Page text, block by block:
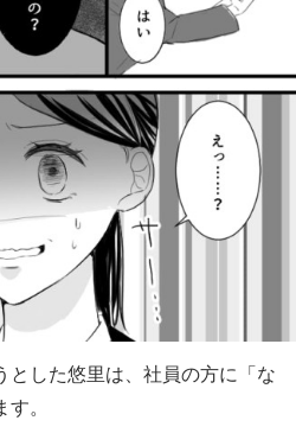
とした悠里は、社員の方に「な
。